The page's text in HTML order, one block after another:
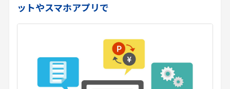
ットやスマホアプリで